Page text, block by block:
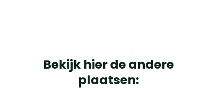
Bekijk hier de andere
plaatsen: